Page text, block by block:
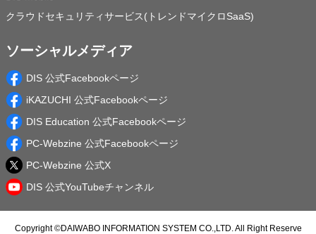
クラウドセキュリティサービス(トレンドマイクロSaaS)
ソーシャルメディア
DIS 公式Facebookページ
iKAZUCHI 公式Facebookページ
DIS Education 公式Facebookページ
PC-Webzine 公式Facebookページ
PC-Webzine 公式X
DIS 公式YouTubeチャンネル
Copyright ©DAIWABO INFORMATION SYSTEM CO.,LTD.All Right Reserve